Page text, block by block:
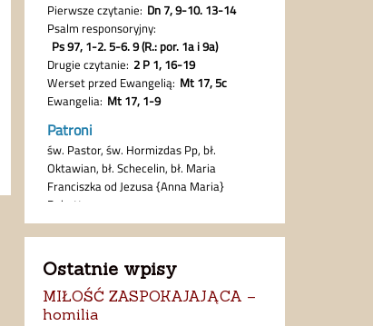
Ostatnie wpisy
MIŁOŚĆ ZASPOKAJAJĄCA –
homilia